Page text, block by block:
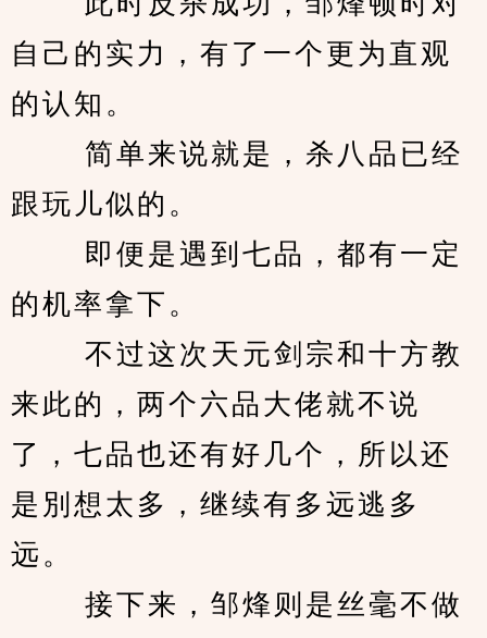
自己的实力，有了一个更为直观
的认知。
简单来说就是，杀八品已经
跟玩儿似的。
即便是遇到七品，都有一定
的机率拿下。
不过这次天元剑宗和十方教
来此的，两个六品大佬就不说
了，七品也还有好几个，所以还
是別想太多，继续有多远逃多
远。
接下来，邹烽则是丝毫不做